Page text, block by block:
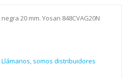
20 mm. Yosan 848CVAG20N
somos distribuidores